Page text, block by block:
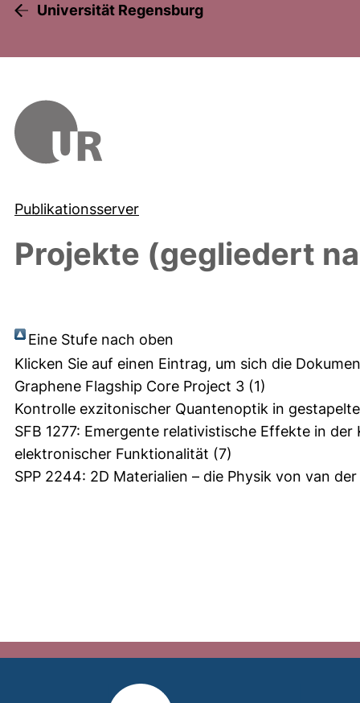
Universität Regensburg
Publikationsserver
Projekte (gegliedert
Eine Stufe nach oben
Klicken Sie auf einen Eintrag, um sich die
Graphene Flagship Core Project 3 (1)
Kontrolle exzitonischer Quantenoptik in
SFB 1277: Emergente relativistische Effekte in
elektronischer Funktionalität (7)
SPP 2244: 2D Materialien – die Physik von van